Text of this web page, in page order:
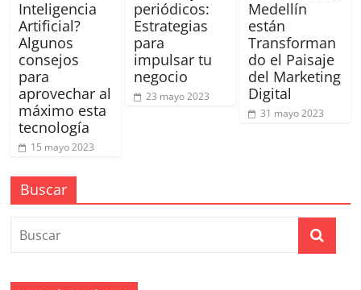
Magazines
ATL,
BTL,
Periódicos
Producción
Gráfica
en
Colombia.
Inteligencia
Artificial?
Algunos
consejos
para
aprovechar al
máximo esta
tecnología
15 mayo 2023
periódicos:
Estrategias
para
impulsar tu
negocio
23 mayo 2023
Medellín
están
Transforman
do el Paisaje
del Marketing
Digital
31 mayo 2023
Buscar